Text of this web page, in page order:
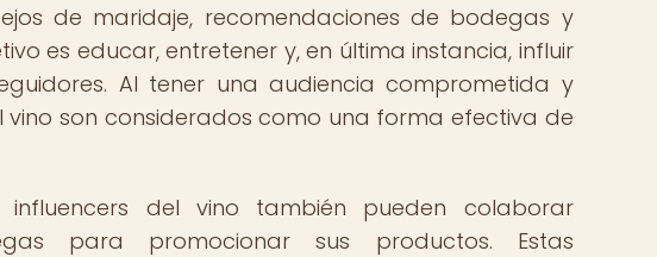
de maridaje, recomendaciones de bodegas y
es educar, entretener y, en última instancia, influir
Al tener una audiencia comprometida y
vino son considerados como una forma efectiva de
del vino también pueden colaborar
para promocionar sus productos. Estas